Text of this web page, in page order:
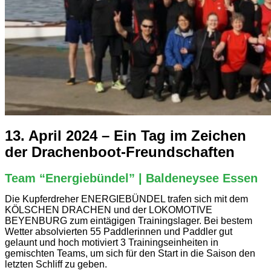
13. April 2024 – Ein Tag im Zeichen
der Drachenboot-Freundschaften
Team “Energiebündel” | Baldeneysee Essen
Die Kupferdreher ENERGIEBÜNDEL trafen sich mit dem
KÖLSCHEN DRACHEN und der LOKOMOTIVE
BEYENBURG zum eintägigen Trainingslager. Bei bestem
Wetter absolvierten 55 Paddlerinnen und Paddler gut
gelaunt und hoch motiviert 3 Trainingseinheiten in
gemischten Teams, um sich für den Start in die Saison den
letzten Schliff zu geben.